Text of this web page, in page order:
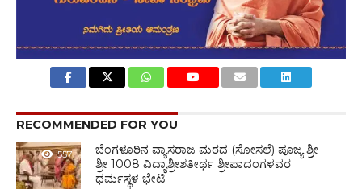
RECOMMENDED FOR YOU
557
ಬೆಂಗಳೂರಿನ ವ್ಯಾಸರಾಜ ಮಠದ (ಸೋಸಲೆ) ಪೂಜ್ಯ ಶ್ರೀ
ಶ್ರೀ 1008 ವಿದ್ಯಾಶ್ರೀಶತೀರ್ಥ ಶ್ರೀಪಾದಂಗಳವರ
ಧರ್ಮಸ್ಥಳ ಭೇಟಿ